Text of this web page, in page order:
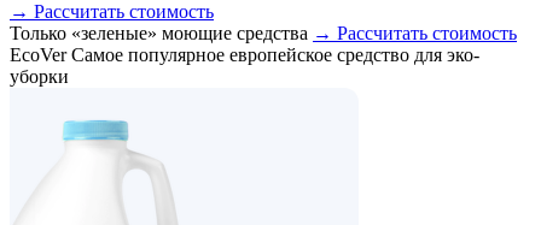
→ Рассчитать стоимость
Только «зеленые» моющие средства → Рассчитать стоимость
EcoVer Самое популярное европейское средство для эко-
уборки